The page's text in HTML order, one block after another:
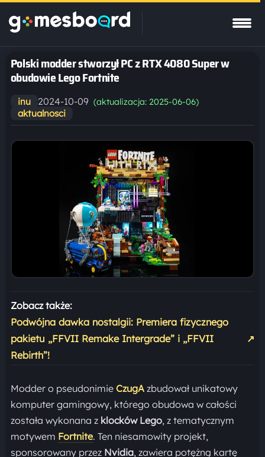
Polski modder stworzył PC z RTX 4080 Super w
obudowie Lego Fortnite
inu 2024-10-09 (aktualizacja: 2025-06-06)
aktualnosci
Zobacz także:
Podwójna dawka nostalgii: Premiera fizycznego
pakietu „FFVII Remake Intergrade” i „FFVII
Rebirth”!
↗
Modder o pseudonimie CzugAzbudował unikatowy
komputer gamingowy, którego obudowa w całości
została wykonana z klocków Lego, z tematycznym
motywem Fortnite. Ten niesamowity projekt,
sponsorowany przez Nvidia, zawiera potężną kartę